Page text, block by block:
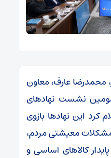
محمدرضا عارف، معاون
نشست نهادهای
کرد این نهادها بازوی
معیشتی مردم،
کالاهای اساسی و